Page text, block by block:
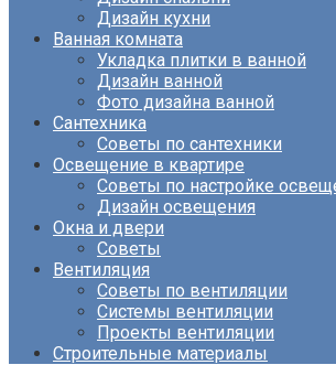
Дизайн кухни
Ванная комната
Укладка плитки в ванной
Дизайн ванной
Фото дизайна ванной
Сантехника
Советы по сантехники
Освещение в квартире
Советы по настройке
Дизайн освещения
Окна и двери
Советы
Вентиляция
Советы по вентиляции
Системы вентиляции
Проекты вентиляции
Строительные материалы